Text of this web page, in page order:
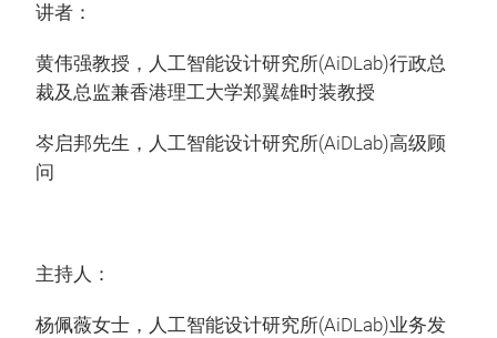
讲者：
黄伟强教授，人工智能设计研究所(AiDLab)行政总
裁及总监兼香港理工大学郑翼雄时装教授
岑启邦先生，人工智能设计研究所(AiDLab)高级顾
问
主持人：
杨佩薇女士，人工智能设计研究所(AiDLab)业务发